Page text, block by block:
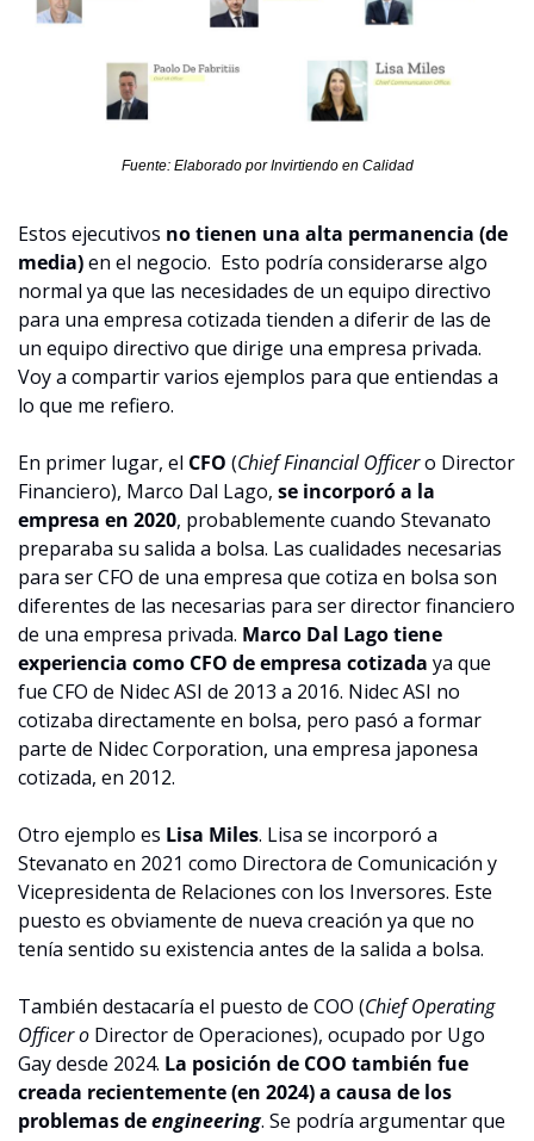
Fuente: Elaborado por Invirtiendo en Calidad
Estos ejecutivos no tienen una alta permanencia (de
media) en el negocio.  Esto podría considerarse algo
normal ya que las necesidades de un equipo directivo
para una empresa cotizada tienden a diferir de las de
un equipo directivo que dirige una empresa privada.
Voy a compartir varios ejemplos para que entiendas a
lo que me refiero.
En primer lugar, el CFO (Chief Financial Officer o Director
Financiero), Marco Dal Lago, se incorporó a la
empresa en 2020, probablemente cuando Stevanato
preparaba su salida a bolsa. Las cualidades necesarias
para ser CFO de una empresa que cotiza en bolsa son
diferentes de las necesarias para ser director financiero
de una empresa privada. Marco Dal Lago tiene
experiencia como CFO de empresa cotizada ya que
fue CFO de Nidec ASI de 2013 a 2016. Nidec ASI no
cotizaba directamente en bolsa, pero pasó a formar
parte de Nidec Corporation, una empresa japonesa
cotizada, en 2012.
Otro ejemplo es Lisa Miles. Lisa se incorporó a
Stevanato en 2021 como Directora de Comunicación y
Vicepresidenta de Relaciones con los Inversores. Este
puesto es obviamente de nueva creación ya que no
tenía sentido su existencia antes de la salida a bolsa.
También destacaría el puesto de COO (Chief Operating
Officer o Director de Operaciones), ocupado por Ugo
Gay desde 2024. La posición de COO también fue
creada recientemente (en 2024) a causa de los
problemas de engineering